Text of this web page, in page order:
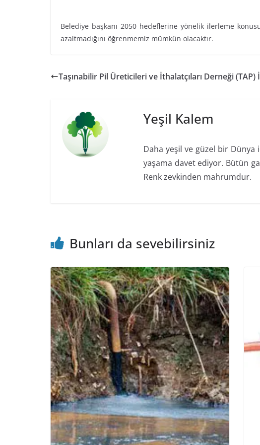
Belediye başkanı 2050 hedeflerine yönelik ilerleme
azaltmadığını öğrenmemiz mümkün olacaktır.
Taşınabilir Pil Üreticileri ve İthalatçıları Derneği (TAP)
Yeşil Kalem
Daha yeşil ve güzel bir Dünya
yaşama davet ediyor. Bütün
Renk zevkinden mahrumdur.
Bunları da sevebilirsiniz